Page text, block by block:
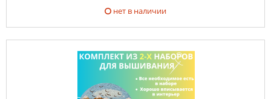
нет в наличии